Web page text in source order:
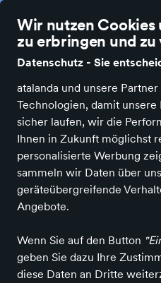
Wir nutzen Cookies
zu erbringen und zu
Datenschutz - Sie
atalanda und unsere
Technologien, damit
sicher laufen, wir die
Ihnen in Zukunft möglichst
personalisierte Werbung
sammeln wir Daten über
geräteübergreifende
Angebote.
Wenn Sie auf den Button
geben Sie dazu Ihre
diese Daten an Dritte
Alle Kategorien Neuheiten